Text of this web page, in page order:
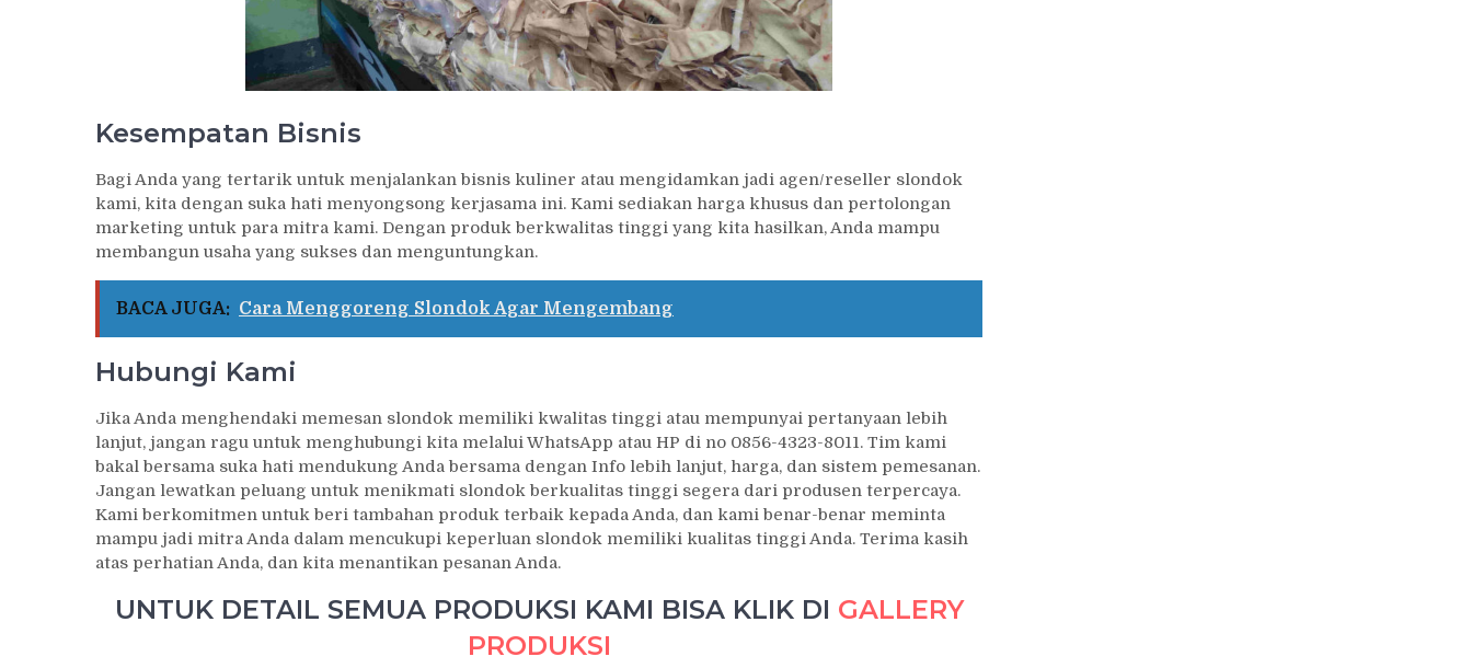
Kesempatan Bisnis
Bagi Anda yang tertarik untuk menjalankan bisnis kuliner atau mengidamkan jadi agen/reseller slondok
kami, kita dengan suka hati menyongsong kerjasama ini. Kami sediakan harga khusus dan pertolongan
marketing untuk para mitra kami. Dengan produk berkwalitas tinggi yang kita hasilkan, Anda mampu
membangun usaha yang sukses dan menguntungkan.
BACA JUGA: Cara Menggoreng Slondok Agar Mengembang
Hubungi Kami
Jika Anda menghendaki memesan slondok memiliki kwalitas tinggi atau mempunyai pertanyaan lebih
lanjut, jangan ragu untuk menghubungi kita melalui WhatsApp atau HP di no 0856-4323-8011. Tim kami
bakal bersama suka hati mendukung Anda bersama dengan Info lebih lanjut, harga, dan sistem pemesanan.
Jangan lewatkan peluang untuk menikmati slondok berkualitas tinggi segera dari produsen terpercaya.
Kami berkomitmen untuk beri tambahan produk terbaik kepada Anda, dan kami benar-benar meminta
mampu jadi mitra Anda dalam mencukupi keperluan slondok memiliki kualitas tinggi Anda. Terima kasih
atas perhatian Anda, dan kita menantikan pesanan Anda.
UNTUK DETAIL SEMUA PRODUKSI KAMI BISA KLIK DI GALLERY
PRODUKSI